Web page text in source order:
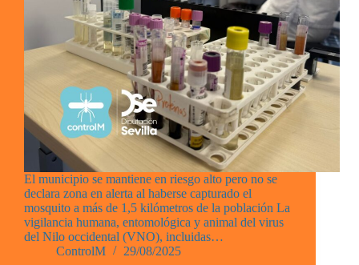
El municipio se mantiene en riesgo alto pero no se
declara zona en alerta al haberse capturado el
mosquito a más de 1,5 kilómetros de la población La
vigilancia humana, entomológica y animal del virus
del Nilo occidental (VNO), incluidas…
ControlM
29/08/2025